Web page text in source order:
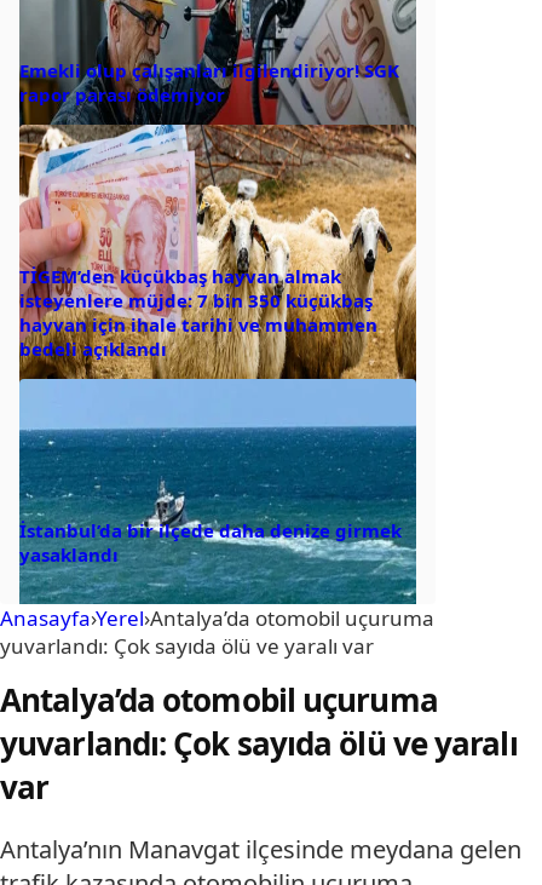
Emekli olup çalışanları ilgilendiriyor! SGK
rapor parası ödemiyor
TİGEM’den küçükbaş hayvan almak
isteyenlere müjde: 7 bin 350 küçükbaş
hayvan için ihale tarihi ve muhammen
bedeli açıklandı
İstanbul’da bir ilçede daha denize girmek
yasaklandı
Anasayfa›Yerel›Antalya’da otomobil uçuruma
yuvarlandı: Çok sayıda ölü ve yaralı var
Antalya’da otomobil uçuruma
yuvarlandı: Çok sayıda ölü ve yaralı
var
Antalya’nın Manavgat ilçesinde meydana gelen